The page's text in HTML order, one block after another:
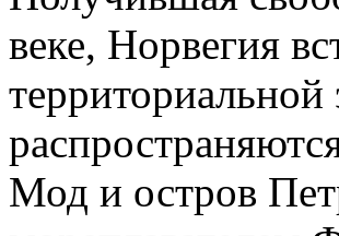
веке, Норвегия
Мод и остров